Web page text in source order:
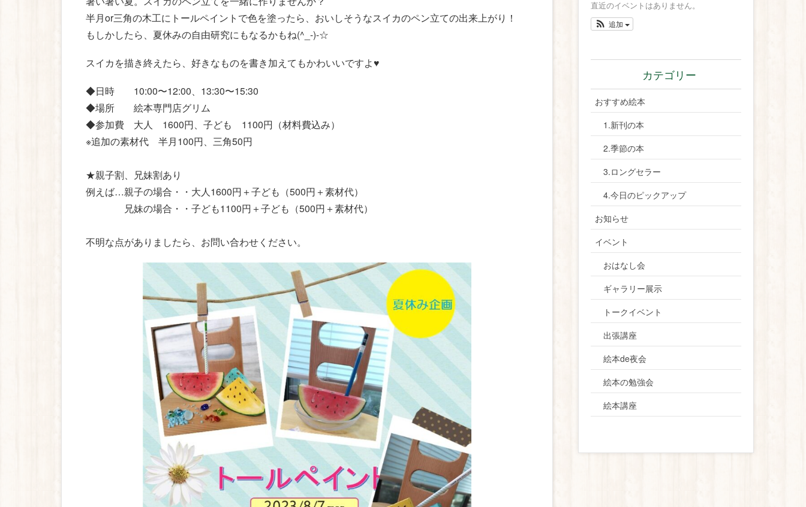
半月or三角の木工にトールペイントで色を塗ったら、おいしそうなスイカのペン立ての出来上がり！
もしかしたら、夏休みの自由研究にもなるかもね(^_-)-☆
スイカを描き終えたら、好きなものを書き加えてもかわいいですよ♥
◆日時 10:00〜12:00、13:30〜15:30
◆場所 絵本専門店グリム
◆参加費 大人 1600円、子ども 1100円（材料費込み）
※追加の素材代 半月100円、三角50円
★親子割、兄妹割あり
例えば…親子の場合・・大人1600円＋子ども（500円＋素材代）
兄妹の場合・・子ども1100円＋子ども（500円＋素材代）
不明な点がありましたら、お問い合わせください。
直近のイベントはありません。
追加
カテゴリー
おすすめ絵本
1.新刊の本
2.季節の本
3.ロングセラー
4.今日のピックアップ
お知らせ
イベント
おはなし会
ギャラリー展示
トークイベント
出張講座
絵本de夜会
絵本の勉強会
絵本講座